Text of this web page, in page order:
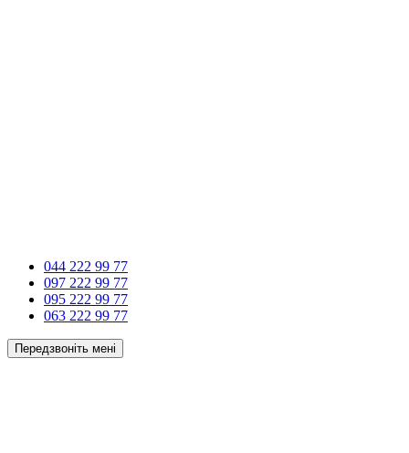
044 222 99 77
097 222 99 77
095 222 99 77
063 222 99 77
Передзвоніть мені